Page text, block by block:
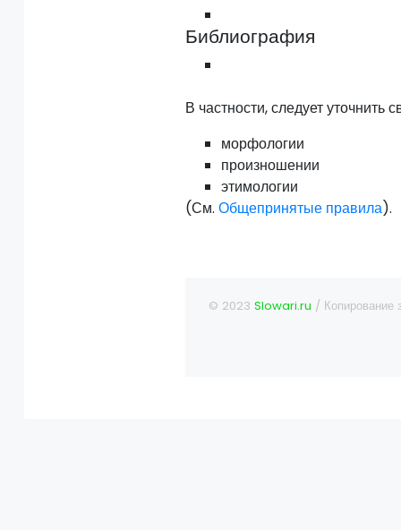
Библиография
В частности, следует уточнить
морфологии
произношении
этимологии
(См.Общепринятые правила).
© 2023Slowari.ru / Копирование